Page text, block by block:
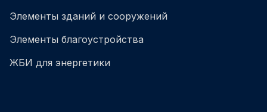
Элементы зданий и сооружений
Элементы благоустройства
ЖБИ для энергетики